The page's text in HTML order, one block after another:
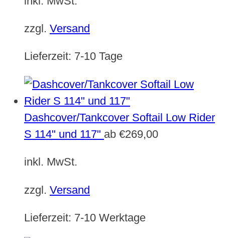
zzgl. Versand
Lieferzeit: 7-10 Tage
Dashcover/Tankcover Softail Low Rider
S 114" und 117" ab €269,00
inkl. MwSt.
zzgl. Versand
Lieferzeit: 7-10 Werktage